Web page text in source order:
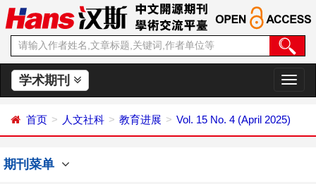
学术期刊
切
换
航
首页 人文社科 教育进展 Vol. 15 No. 4 (April 2025)
期刊菜单